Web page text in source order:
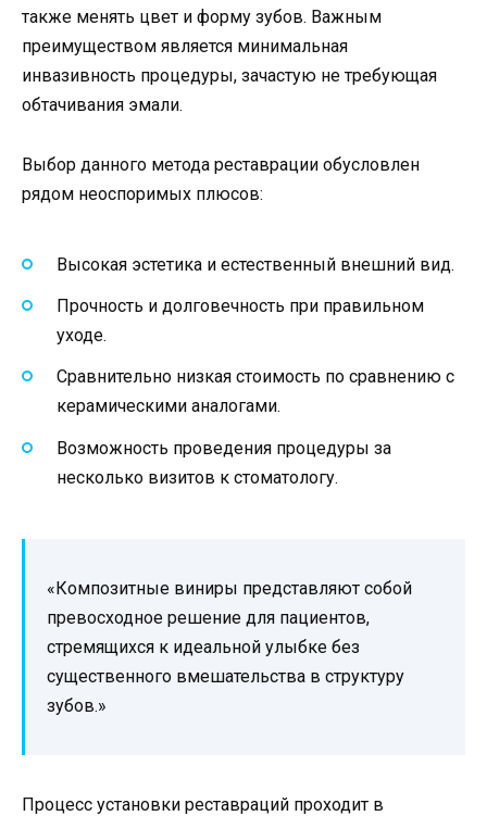
также менять цвет и форму зубов. Важным
преимуществом является минимальная
инвазивность процедуры, зачастую не требующая
обтачивания эмали.
Выбор данного метода реставрации обусловлен
рядом неоспоримых плюсов:
Высокая эстетика и естественный внешний вид.
Прочность и долговечность при правильном
уходе.
Сравнительно низкая стоимость по сравнению с
керамическими аналогами.
Возможность проведения процедуры за
несколько визитов к стоматологу.
«Композитные виниры представляют собой
превосходное решение для пациентов,
стремящихся к идеальной улыбке без
существенного вмешательства в структуру
зубов.»
Процесс установки реставраций проходит в